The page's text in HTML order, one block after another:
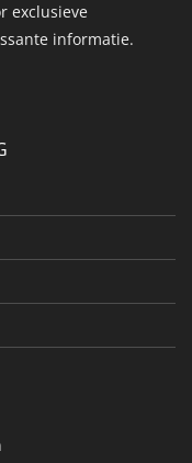
exclusieve
informatie.